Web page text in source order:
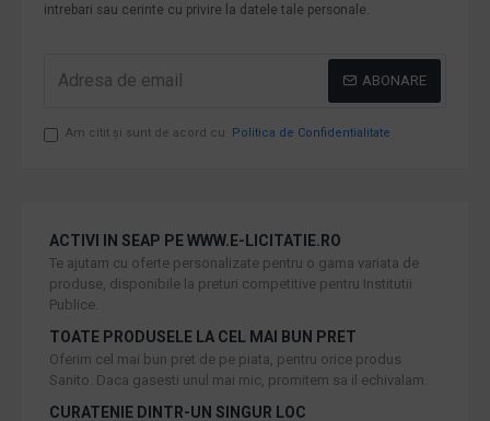
intrebari sau cerinte cu privire la datele tale personale.
ABONARE
Am citit şi sunt de acord cu Politica de Confidentialitate
ACTIVI IN SEAP PE WWW.E-LICITATIE.RO
Te ajutam cu oferte personalizate pentru o gama variata de
produse, disponibile la preturi competitive pentru Institutii
Publice.
TOATE PRODUSELE LA CEL MAI BUN PRET
Oferim cel mai bun pret de pe piata, pentru orice produs
Sanito. Daca gasesti unul mai mic, promitem sa il echivalam.
CURATENIE DINTR-UN SINGUR LOC